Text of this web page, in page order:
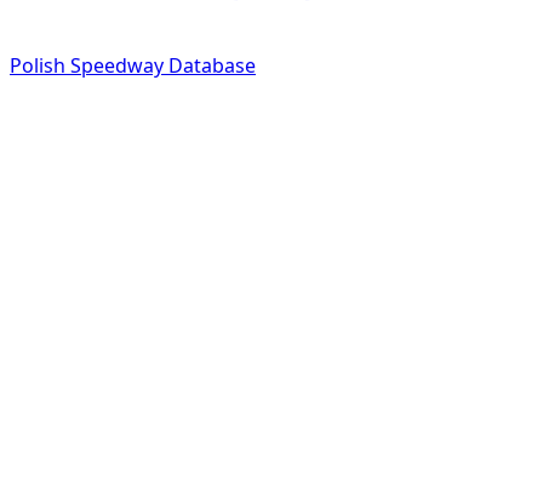
Polish Speedway Database